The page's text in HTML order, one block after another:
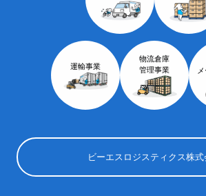
運輸事業
物流倉庫
管理事業
ビーエスロジスティクス株式